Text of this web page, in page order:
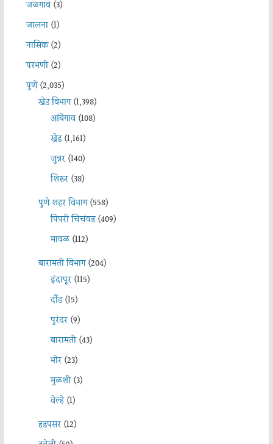
जळगाव(3)
जालना(1)
नासिक(2)
परभणी(2)
पुणे(2,035)
खेड विभाग(1,398)
आंबेगाव(108)
खेड(1,161)
जुन्नर(140)
शिरूर(38)
पुणे शहर विभाग(558)
पिंपरी चिचंवड(409)
मावळ(112)
बारामती विभाग(204)
इंदापूर(115)
दौंड(15)
पुरंदर(9)
बारामती(43)
भोर(23)
मुळशी(3)
वेल्हे(1)
हडपसर(12)